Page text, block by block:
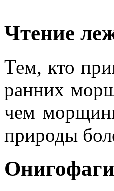
Чтение
Тем, кто
ранних
чем
природы